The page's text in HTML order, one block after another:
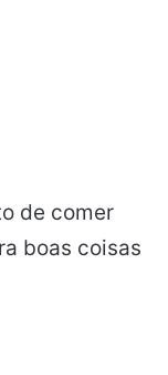
de comer
boas coisas